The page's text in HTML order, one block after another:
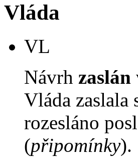
Vláda
VL
Návrh zaslán
Vláda
rozesláno
(připomínky).